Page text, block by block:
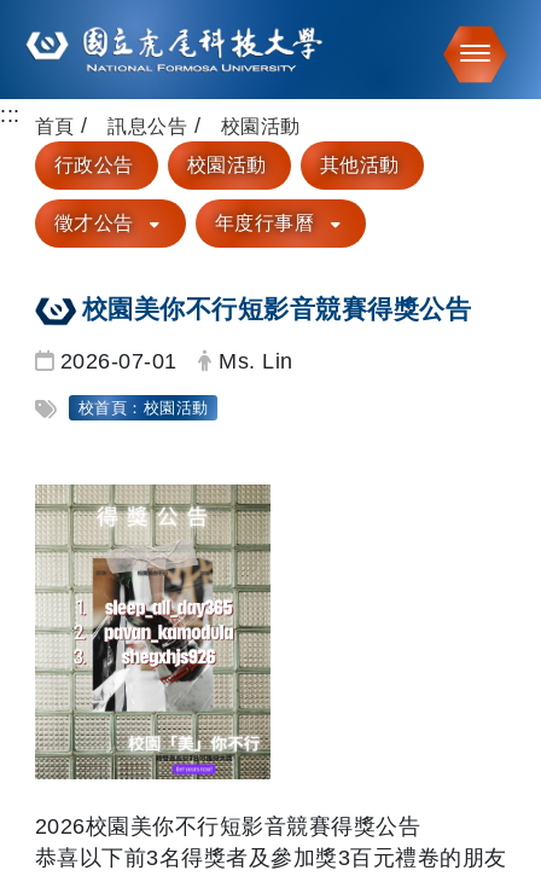
跳到主要內容
::: 首頁 訊息公告
校園活動
行政公告
校園活動 其他活動
徵才公告 年度行事曆
校園美你不行短影音競賽得獎公告
日期：
2026-07-01 發布者：
Ms. Lin
標籤：
校首頁：校園活動
2026校園美你不行短影音競賽得獎公告
恭喜以下前3名得獎者及參加獎3百元禮卷的朋友